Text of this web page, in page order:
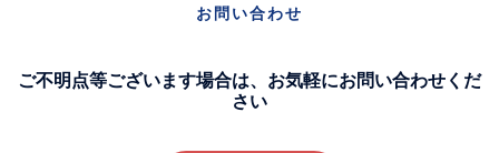
お問い合わせ
ご不明点等ございます場合は、お気軽にお問い合わせくだ
さい